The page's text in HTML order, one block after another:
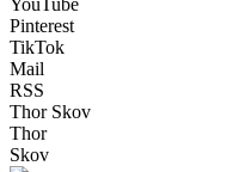
YouTube
Pinterest
TikTok
Mail
RSS
Thor Skov
Thor
Skov